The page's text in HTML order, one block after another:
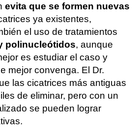
evita que se formen nuevas
ya existentes,
el uso de tratamientos
polinucleótidos, aunque
es estudiar el caso y
mejor convenga. El Dr.
las cicatrices más antiguas
de eliminar, pero con un
se pueden lograr